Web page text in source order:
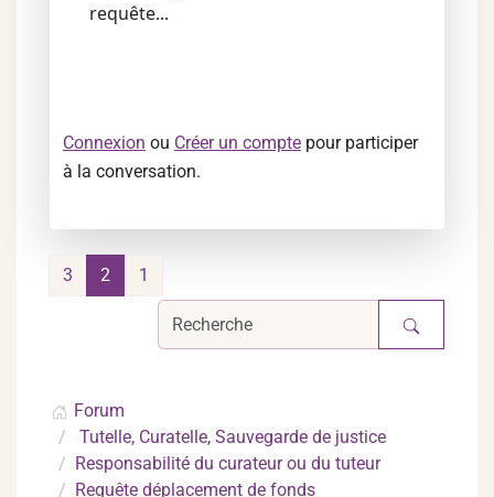
requête...
Connexion ou Créer un compte pour participer
à la conversation.
1
2
3
Forum
Tutelle, Curatelle, Sauvegarde de justice
Responsabilité du curateur ou du tuteur
Requête déplacement de fonds